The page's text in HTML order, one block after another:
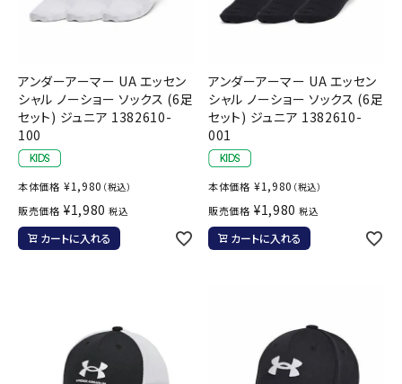
アンダーアーマー UA エッセン
シャル ノーショー ソックス (6足
セット) ジュニア 1382610-
100
本体価格 ¥1,980 （税込）
販売価格 ¥1,980 税込
カートに入れる
アンダーアーマー UA エッセン
シャル ノーショー ソックス (6足
セット) ジュニア 1382610-
001
本体価格 ¥1,980 （税込）
販売価格 ¥1,980 税込
カートに入れる